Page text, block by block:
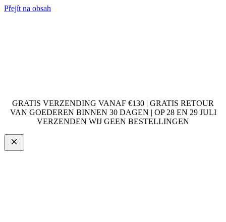
Přejít na obsah
GRATIS VERZENDING VANAF €130 | GRATIS RETOUR
VAN GOEDEREN BINNEN 30 DAGEN | OP 28 EN 29 JULI
VERZENDEN WIJ GEEN BESTELLINGEN